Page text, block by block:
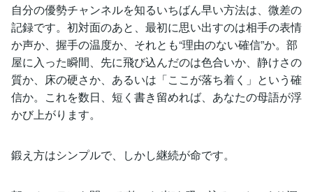
自分の優勢チャンネルを知るいちばん早い方法は、微差の
記録です。初対面のあと、最初に思い出すのは相手の表情
か声か、握手の温度か、それとも“理由のない確信”か。部
屋に入った瞬間、先に飛び込んだのは色合いか、静けさの
質か、床の硬さか、あるいは「ここが落ち着く」という確
信か。これを数日、短く書き留めれば、あなたの母語が浮
かび上がります。
鍛え方はシンプルで、しかし継続が命です。